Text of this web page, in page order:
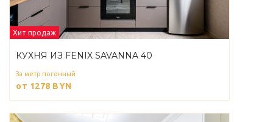
Хит продаж
КУХНЯ ИЗ FENIX SAVANNA 40
За метр погонный
от 1278 BYN